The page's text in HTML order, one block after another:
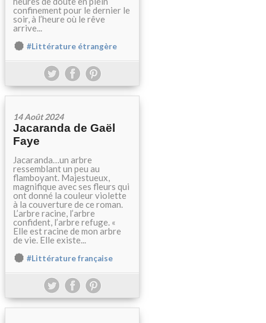
confinement pour le dernier le
soir, à l’heure où le rêve
arrive...
#Littérature étrangère
14 Août 2024
Jacaranda de Gaël
Faye
Jacaranda…un arbre
ressemblant un peu au
flamboyant. Majestueux,
magnifique avec ses fleurs qui
ont donné la couleur violette
à la couverture de ce roman.
L’arbre racine, l’arbre
confident, l’arbre refuge. «
Elle est racine de mon arbre
de vie. Elle existe...
#Littérature française